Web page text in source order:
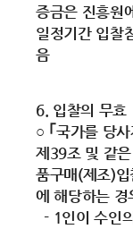
증금은 진흥원
일정기간 입찰
음
6. 입찰의 무효
○ ｢국가를 당
제39조 및 같
품구매(제조)
에 해당하는 경
- 1인이 수인